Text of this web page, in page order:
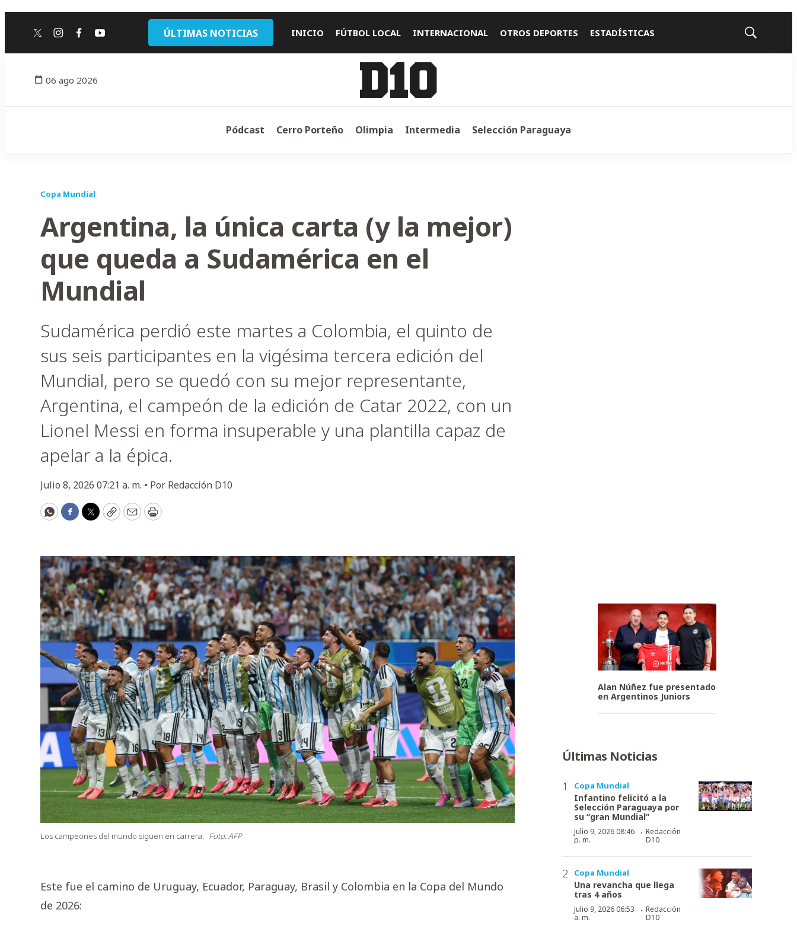
twitterinstagram
facebook
youtube ÚLTIMAS NOTICIAS INICIO FÚTBOL LOCAL INTERNACIONAL OTROS DEPORTES ESTADÍSTICAS
Mostrar
06 ago 2026
Pódcast Cerro Porteño Olimpia Intermedia Selección Paraguaya
Copa Mundial
Argentina, la única carta (y la mejor)
que queda a Sudamérica en el
Mundial
Sudamérica perdió este martes a Colombia, el quinto de
sus seis participantes en la vigésima tercera edición del
Mundial, pero se quedó con su mejor representante,
Argentina, el campeón de la edición de Catar 2022, con un
Lionel Messi en forma insuperable y una plantilla capaz de
apelar a la épica.
Julio 8, 2026 07:21 a. m. • Por Redacción D10
WhatsApp
Facebook
Twitter
CopyEmailPrint
Los campeones del mundo siguen en carrera. Foto: AFP
Este fue el camino de Uruguay, Ecuador, Paraguay, Brasil y Colombia en la Copa del Mundo
de 2026:
Alan Núñez fue presentado
en Argentinos Juniors
Últimas Noticias
Copa Mundial
Infantino felicitó a la
Selección Paraguaya por
su “gran Mundial”
Julio 9, 2026 08:46
p. m.
·Redacción
D10
Copa Mundial
Una revancha que llega
tras 4 años
Julio 9, 2026 06:53
a. m.
·Redacción
D10